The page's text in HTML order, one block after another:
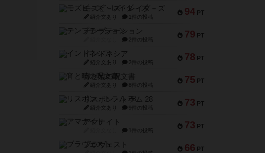
94 PT
モズビ－ズ・レイダ－ズ
紹介文あり 1件の投稿
79 PT
テンプテーション
2件の投稿
78 PT
インドネシア
紹介文あり 2件の投稿
75 PT
宵と暁の呪文書
紹介文あり 8件の投稿
73 PT
リスボン・トラム 28
紹介文あり 9件の投稿
73 PT
アマナイト
1件の投稿
66 PT
ブラヴェスト